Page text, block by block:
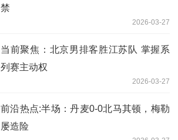
禁
2026-03-27
当前聚焦：北京男排客胜江苏队 掌握系
列赛主动权
2026-03-27
前沿热点:半场：丹麦0-0北马其顿，梅勒
屡造险